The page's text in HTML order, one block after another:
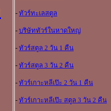
- ทัวร์ทะเลสตูล
- บริษัททัวร์ในหาดใหญ
- ทัวร์สตูล 2 วัน 1 คืน
- ทัวร์สตูล 3 วัน 2 คืน
- ทัวร์เกาะหลีเป๊ะ 2 วัน 1 คืน
- ทัวร์เกาะหลีเป๊ะ สตูล 3 วัน 2 คืน